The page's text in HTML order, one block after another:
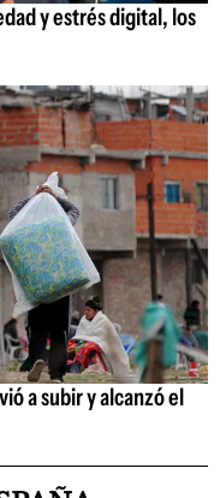
y estrés digital, los
a subir y alcanzó el